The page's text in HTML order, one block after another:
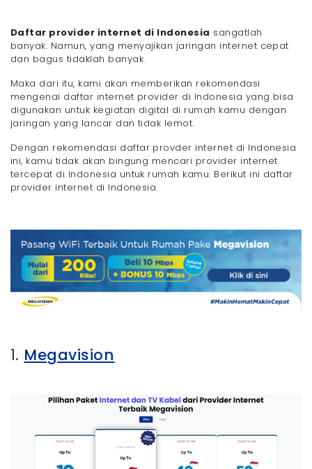
4. My Republic
5. MNC Play
7. Iconnet
8. XL Home
- Kesimpulan Mengenai Daftar Provider Internet di
Indonesia
Daftar provider internet di Indonesia sangatlah
banyak. Namun, yang menyajikan jaringan internet cepat
dan bagus tidaklah banyak.
Maka dari itu, kami akan memberikan rekomendasi
mengenai daftar internet provider di Indonesia yang bisa
digunakan untuk kegiatan digital di rumah kamu dengan
jaringan yang lancar dan tidak lemot.
Dengan rekomendasi daftar provder internet di Indonesia
ini, kamu tidak akan bingung mencari provider internet
tercepat di Indonesia untuk rumah kamu. Berikut ini daftar
provider internet di Indonesia.
1. Megavision